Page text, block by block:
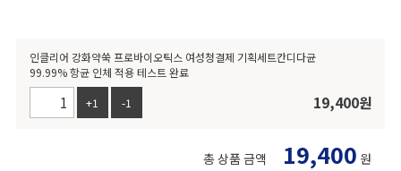
인클리어 강화약쑥 프로바이오틱스 여성청결제 기획세트칸디다균
99.99% 항균 인체 적용 테스트 완료
+1
-1 19,400원
총 상품 금액 19,400 원